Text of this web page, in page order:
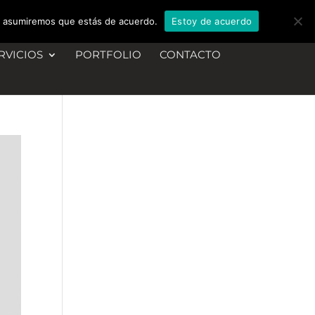
PORTFOLIO CONTACTO
que estás de acuerdo. Estoy de acuerdo